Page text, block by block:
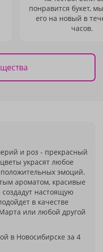
понравится букет,
его на новый в
часов.
и роз - прекрасный
украсят любое
эмоций.
ароматом, красивые
настоящую
в качестве
или любой другой
в Новосибирске за 4